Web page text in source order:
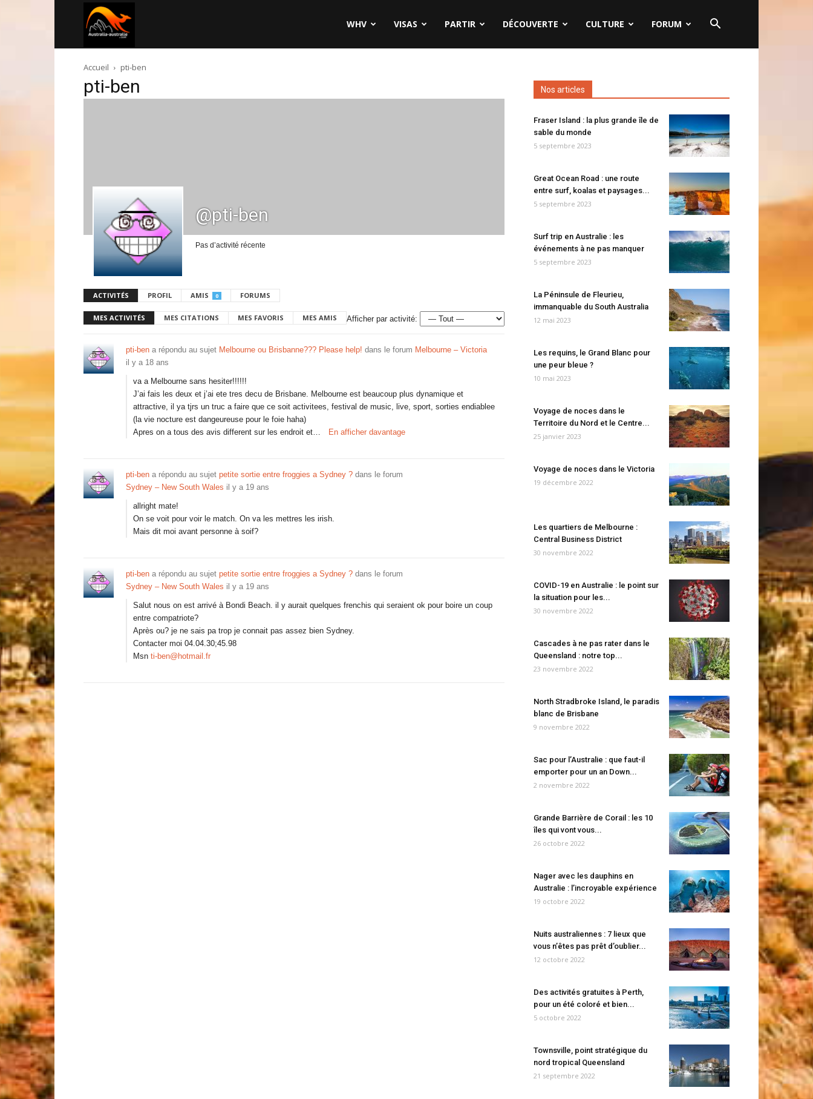
australie.com
WHV VISAS PARTIR DÉCOUVERTE CULTURE FORUM
Accueil pti-ben
pti-ben
@pti-ben
Pas d’activité récente
ACTIVITÉS PROFIL AMIS 0 FORUMS
MES ACTIVITÉS MES CITATIONS MES FAVORIS MES AMIS Afficher par activité:
pti-ben a répondu au sujet Melbourne ou Brisbanne??? Please help! dans le forum Melbourne – Victoria
il y a 18 ans
va a Melbourne sans hesiter!!!!!!
J’ai fais les deux et j’ai ete tres decu de Brisbane. Melbourne est beaucoup plus dynamique et
attractive, il ya tjrs un truc a faire que ce soit activitees, festival de music, live, sport, sorties endiablee
(la vie nocture est dangeureuse pour le foie haha)
Apres on a tous des avis different sur les endroit et…
En afficher davantage
pti-ben a répondu au sujet petite sortie entre froggies a Sydney ? dans le forum
Sydney – New South Wales il y a 19 ans
allright mate!
On se voit pour voir le match. On va les mettres les irish.
Mais dit moi avant personne à soif?
pti-ben a répondu au sujet petite sortie entre froggies a Sydney ? dans le forum
Sydney – New South Wales il y a 19 ans
Salut nous on est arrivé à Bondi Beach. il y aurait quelques frenchis qui seraient ok pour boire un coup
entre compatriote?
Après ou? je ne sais pa trop je connait pas assez bien Sydney.
Contacter moi 04.04.30;45.98
Msn ti-ben@hotmail.fr
Nos articles
Fraser Island : la plus grande île de
sable du monde
5 septembre 2023
Great Ocean Road : une route
entre surf, koalas et paysages...
5 septembre 2023
Surf trip en Australie : les
événements à ne pas manquer
5 septembre 2023
La Péninsule de Fleurieu,
immanquable du South Australia
12 mai 2023
Les requins, le Grand Blanc pour
une peur bleue ?
10 mai 2023
Voyage de noces dans le
Territoire du Nord et le Centre...
25 janvier 2023
Voyage de noces dans le Victoria
19 décembre 2022
Les quartiers de Melbourne :
Central Business District
30 novembre 2022
COVID-19 en Australie : le point sur
la situation pour les...
30 novembre 2022
Cascades à ne pas rater dans le
Queensland : notre top...
23 novembre 2022
North Stradbroke Island, le paradis
blanc de Brisbane
9 novembre 2022
Sac pour l’Australie : que faut-il
emporter pour un an Down...
2 novembre 2022
Grande Barrière de Corail : les 10
îles qui vont vous...
26 octobre 2022
Nager avec les dauphins en
Australie : l’incroyable expérience
19 octobre 2022
Nuits australiennes : 7 lieux que
vous n’êtes pas prêt d’oublier...
12 octobre 2022
Des activités gratuites à Perth,
pour un été coloré et bien...
5 octobre 2022
Townsville, point stratégique du
nord tropical Queensland
21 septembre 2022